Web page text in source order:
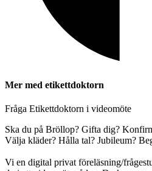
Mer med etikettdoktorn
Fråga Etikettdoktorn i videomöte
Ska du på Bröllop? Gifta dig?
Välja kläder? Hålla tal? Jubileum?
Vi en digital privat föreläsning/